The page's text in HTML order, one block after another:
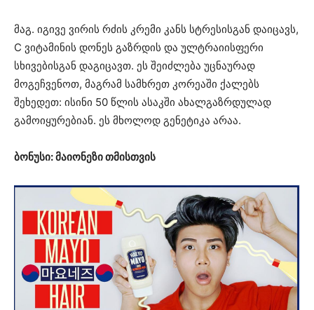
მაგ. იგივე ვირის რძის კრემი კანს სტრესისგან დაიცავს,
C ვიტამინის დონეს გაზრდის და ულტრაიისფერი
სხივებისგან დაგიცავთ. ეს შეიძლება უცნაურად
მოგეჩვენოთ, მაგრამ სამხრეთ კორეაში ქალებს
შეხედეთ: ისინი 50 წლის ასაკში ახალგაზრდულად
გამოიყურებიან. ეს მხოლოდ გენეტიკა არაა.
ბონუსი: მაიონეზი თმისთვის